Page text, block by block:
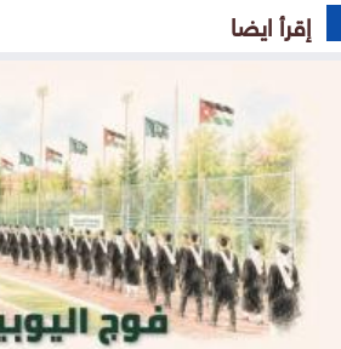
إقرأ ايضا